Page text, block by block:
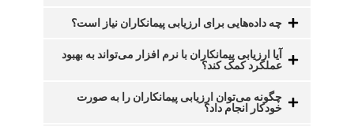
چه داده‌هایی برای ارزیابی پیمانکاران نیاز است؟
آیا ارزیابی پیمانکاران با نرم افزار می‌تواند به بهبود
عملکرد کمک کند؟
چگونه می‌توان ارزیابی پیمانکاران را به صورت
خودکار انجام داد؟